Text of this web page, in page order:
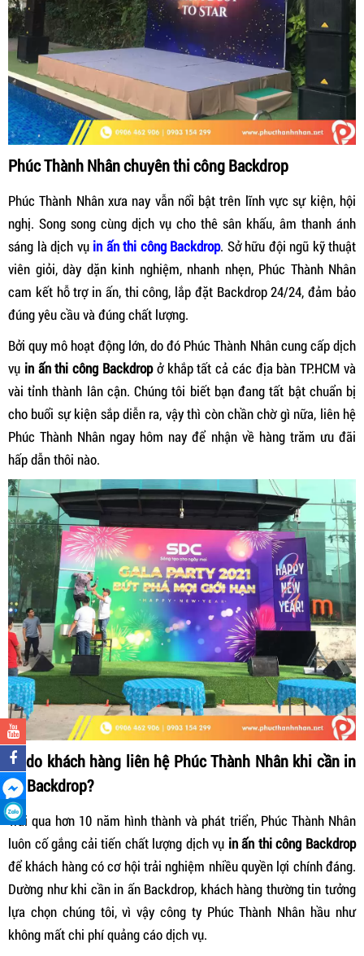
Phúc Thành Nhân chuyên thi công Backdrop
Phúc Thành Nhân xưa nay vẫn nổi bật trên lĩnh vực sự kiện, hội
nghị. Song song cùng dịch vụ cho thê sân khấu, âm thanh ánh
sáng là dịch vụ in ấn thi công Backdrop. Sở hữu đội ngũ kỹ thuật
viên giỏi, dày dặn kinh nghiệm, nhanh nhẹn, Phúc Thành Nhân
cam kết hỗ trợ in ấn, thi công, lắp đặt Backdrop 24/24, đảm bảo
đúng yêu cầu và đúng chất lượng.
Bởi quy mô hoạt động lớn, do đó Phúc Thành Nhân cung cấp dịch
vụ in ấn thi công Backdropở khắp tất cả các địa bàn TP.HCM và
vài tỉnh thành lân cận. Chúng tôi biết bạn đang tất bật chuẩn bị
cho buổi sự kiện sắp diễn ra, vậy thì còn chần chờ gì nữa, liên hệ
Phúc Thành Nhân ngay hôm nay để nhận về hàng trăm ưu đãi
hấp dẫn thôi nào.
Lý do khách hàng liên hệ Phúc Thành Nhân khi cần in
ấn Backdrop?
Trải qua hơn 10 năm hình thành và phát triển, Phúc Thành Nhân
luôn cố gắng cải tiến chất lượng dịch vụ in ấn thi công Backdrop
để khách hàng có cơ hội trải nghiệm nhiều quyền lợi chính đáng.
Dường như khi cần in ấn Backdrop, khách hàng thường tin tưởng
lựa chọn chúng tôi, vì vậy công ty Phúc Thành Nhân hầu như
không mất chi phí quảng cáo dịch vụ.